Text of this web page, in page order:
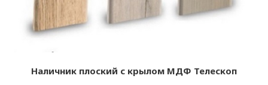
Наличник плоский с крылом МДФ Телескоп